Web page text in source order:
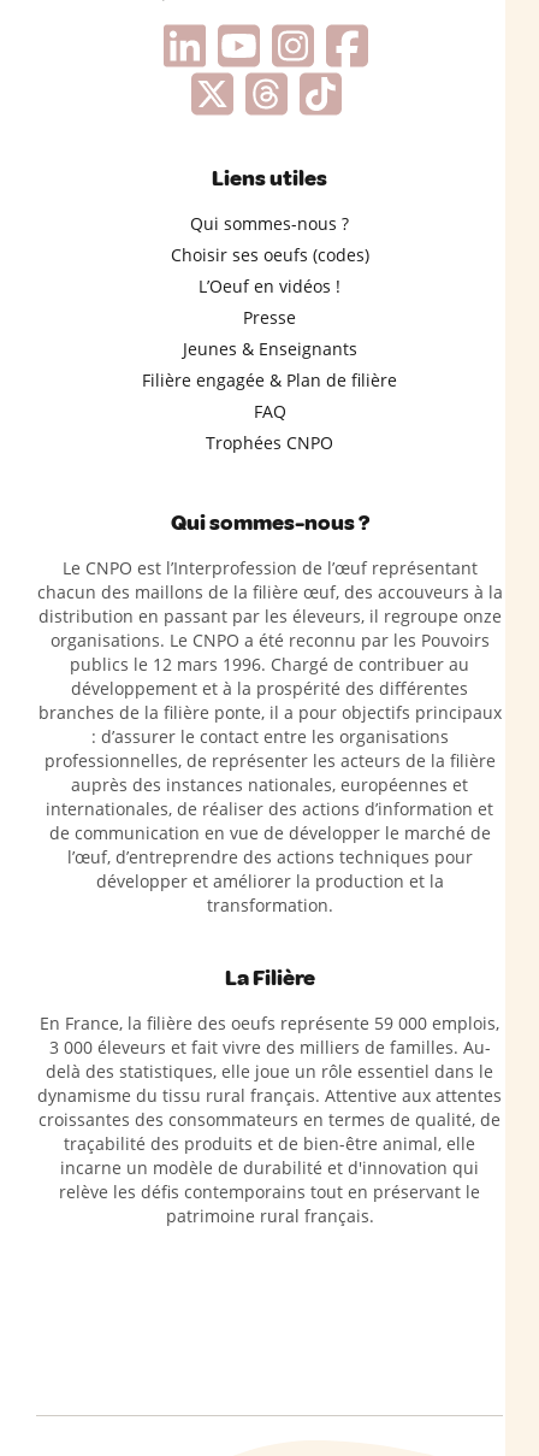
Liens utiles
Qui sommes-nous ?
Choisir ses oeufs (codes)
L’Oeuf en vidéos !
Presse
Jeunes & Enseignants
Filière engagée & Plan de filière
FAQ
Trophées CNPO
Qui sommes-nous ?
Le CNPO est l’Interprofession de l’œuf représentant
chacun des maillons de la filière œuf, des accouveurs à la
distribution en passant par les éleveurs, il regroupe onze
organisations. Le CNPO a été reconnu par les Pouvoirs
publics le 12 mars 1996. Chargé de contribuer au
développement et à la prospérité des différentes
branches de la filière ponte, il a pour objectifs principaux
: d’assurer le contact entre les organisations
professionnelles, de représenter les acteurs de la filière
auprès des instances nationales, européennes et
internationales, de réaliser des actions d’information et
de communication en vue de développer le marché de
l’œuf, d’entreprendre des actions techniques pour
développer et améliorer la production et la
transformation.
La Filière
En France, la filière des oeufs représente 59 000 emplois,
3 000 éleveurs et fait vivre des milliers de familles. Au-
delà des statistiques, elle joue un rôle essentiel dans le
dynamisme du tissu rural français. Attentive aux attentes
croissantes des consommateurs en termes de qualité, de
traçabilité des produits et de bien-être animal, elle
incarne un modèle de durabilité et d'innovation qui
relève les défis contemporains tout en préservant le
patrimoine rural français.